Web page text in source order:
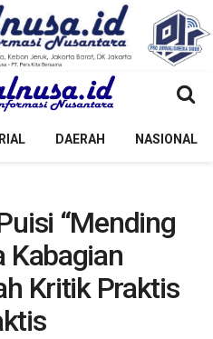
DAERAH NASIONAL
“Mending
Kabagian
Kritik Praktis